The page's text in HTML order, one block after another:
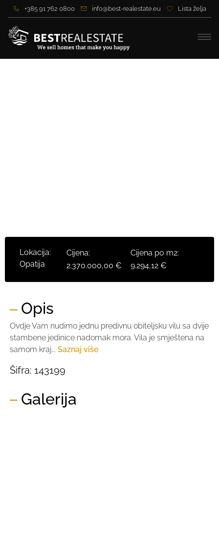
+385 91 762 0800 info@best-realestate.eu Lista želja
Lokacija:
Opatija
Cijena:
2.370.000,00 €
Cijena po m2:
9.294,12 €
Opis
Ovdje Vam nudimo jednu predivnu obiteljsku vilu sa dvije
stambene jedinice nadomak mora. Vila je smještena na
samom kraj... Saznaj više
Šifra: 143199
Galerija